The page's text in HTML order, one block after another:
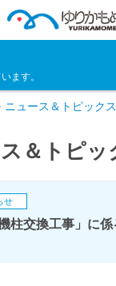
ます。
ニュース＆トピック
＆トピッ
せ
柱交換工事」に